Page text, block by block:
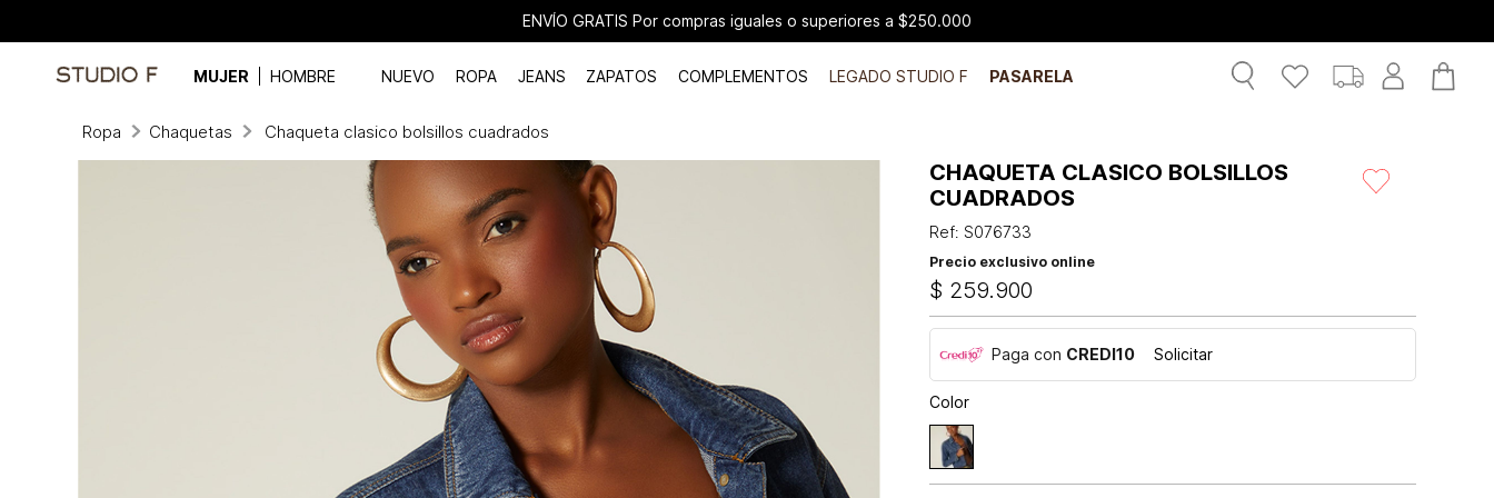
ENVÍO GRATIS Por compras iguales o superiores a $250.000
MUJER HOMBRE NUEVO ROPA JEANS ZAPATOS COMPLEMENTOS LEGADO STUDIO F PASARELA
Ropa Chaquetas Chaqueta clasico bolsillos cuadrados
CHAQUETA CLASICO BOLSILLOS
CUADRADOS
Ref:S076733
Precio exclusivo online
$ 259.900
Paga con CREDI10 Solicitar
Color